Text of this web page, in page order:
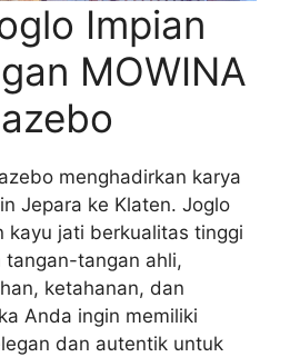
Impian
MOWINA
menghadirkan karya
Jepara ke Klaten. Joglo
kayu jati berkualitas tinggi
tangan-tangan ahli,
ketahanan, dan
Anda ingin memiliki
dan autentik untuk